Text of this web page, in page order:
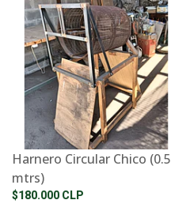
Harnero Circular Chico (0.5
mtrs)
$180.000 CLP